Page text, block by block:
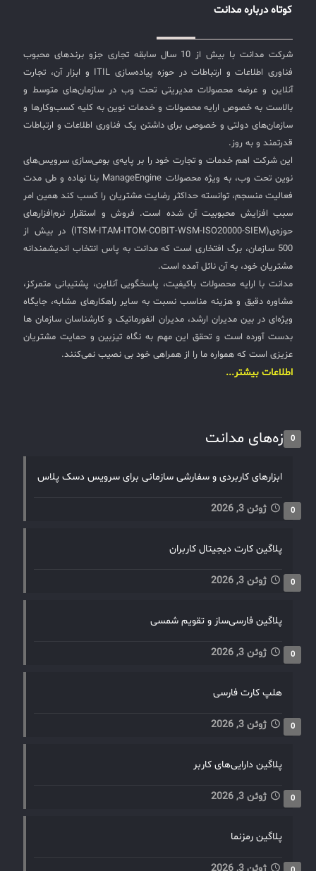
کوتاه درباره مدانت
شرکت مدانت با بیش از 10 سال سابقه تجاری جزو برندهای محبوب
فناوری اطلاعات و ارتباطات در حوزه پیاده‌سازی ITIL و ابزار آن، تجارت
آنلاین و عرضه محصولات مدیریتی تحت وب در سازمان‌های متوسط و
بالاست به خصوص ارایه محصولات و خدمات نوین به کلیه کسب‌وکارها و
سازمان‌های دولتی و خصوصی برای داشتن یک فناوری اطلاعات و ارتباطات
قدرتمند و به روز.
این شرکت اهم خدمات و تجارت خود را بر پایه‌ی بومی‌سازی سرویس‌های
نوین تحت وب، به ویژه محصولات ManageEngine بنا نهاده و طی مدت
فعالیت منسجم، توانسته حداکثر رضایت مشتریان را کسب کند همین امر
سبب افزایش محبوبیت آن شده است. فروش و استقرار نرم‌افزارهای
حوزه‌ی(ITSM-ITAM-ITOM-COBIT-WSM-ISO20000-SIEM) در بیش از
500 سازمان، برگ افتخاری است که مدانت به پاس انتخاب اندیشمندانه
مشتریان خود، به آن نائل آمده است.
مدانت با ارایه محصولات باکیفیت، پاسخگویی آنلاین، پشتیبانی متمرکز،
مشاوره دقیق و هزینه مناسب نسبت به سایر راهکارهای مشابه، جایگاه
ویژه‌ای در بین مدیران ارشد، مدیران انفورماتیک و کارشناسان سازمان ها
بدست آورده است و تحقق این مهم به نگاه تیزبین و حمایت مشتریان
عزیزی است که همواره ما را از همراهی خود بی نصیب نمی‌کنند.
اطلاعات بیشتر...
تازه‌های مدانت0
ابزارهای کاربردی و سفارشی سازمانی برای سرویس دسک پلاس
ژوئن 3, 2026 0
پلاگین کارت دیجیتال کاربران
ژوئن 3, 2026 0
پلاگین فارسی‌ساز و تقویم شمسی
ژوئن 3, 2026 0
هلپ کارت فارسی
ژوئن 3, 2026 0
پلاگین دارایی‌های کاربر
ژوئن 3, 2026 0
پلاگین رمزنما
ژوئن 3, 2026